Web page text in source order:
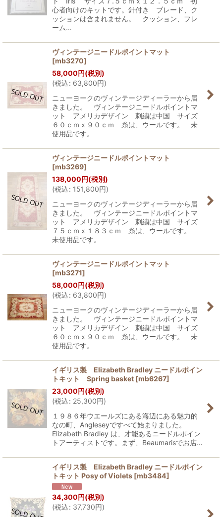
心者向けのキットです。針付き ブレード、ク
ッションは含まれません。 クッション、フレ
ーム…
ヴィンテージニードルポイントマット
[mb3270]
58,000円(税別)
(税込: 63,800円)
ニューヨークのヴィンテージディーラーから届
きました。 ヴィンテージニードルポイントマ
ット アメリカデザイン 刺繍は中国 サイズ
６０ｃｍｘ９０ｃｍ 糸は、ウールです。 未
使用品です。
ヴィンテージニードルポイントマット
[mb3269]
138,000円(税別)
(税込: 151,800円)
ニューヨークのヴィンテージディーラーから届
きました。 ヴィンテージニードルポイントマ
ット アメリカデザイン 刺繍は中国 サイズ
７５ｃｍｘ１８３ｃｍ 糸は、ウールです。
未使用品です。
ヴィンテージニードルポイントマット
[mb3271]
58,000円(税別)
(税込: 63,800円)
ニューヨークのヴィンテージディーラーから届
きました。 ヴィンテージニードルポイントマ
ット アメリカデザイン 刺繍は中国 サイズ
６０ｃｍｘ９０ｃｍ 糸は、ウールです。 未
使用品です。
イギリス製 Elizabeth Bradley ニードルポイン
トキット Spring basket [mb6267]
23,000円(税別)
(税込: 25,300円)
１９８６年ウエールズにある海辺にある魅力的
なの町、Angleseyですべて始まりました。
Elizabeth Bradley は、才能あるニードルポイン
トアーティストです。まず、Beaumarisでお店…
イギリス製 Elizabeth Bradley ニードルポイン
トキット Posy of Violets [mb3484]
34,300円(税別)
(税込: 37,730円)